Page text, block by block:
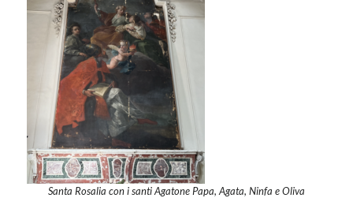
Santa Rosalia con i santi Agatone Papa, Agata, Ninfa e Oliva